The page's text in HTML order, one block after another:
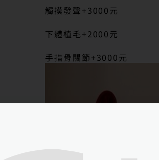
觸摸發聲+3000元
下體植毛+2000元
手指骨關節+3000元